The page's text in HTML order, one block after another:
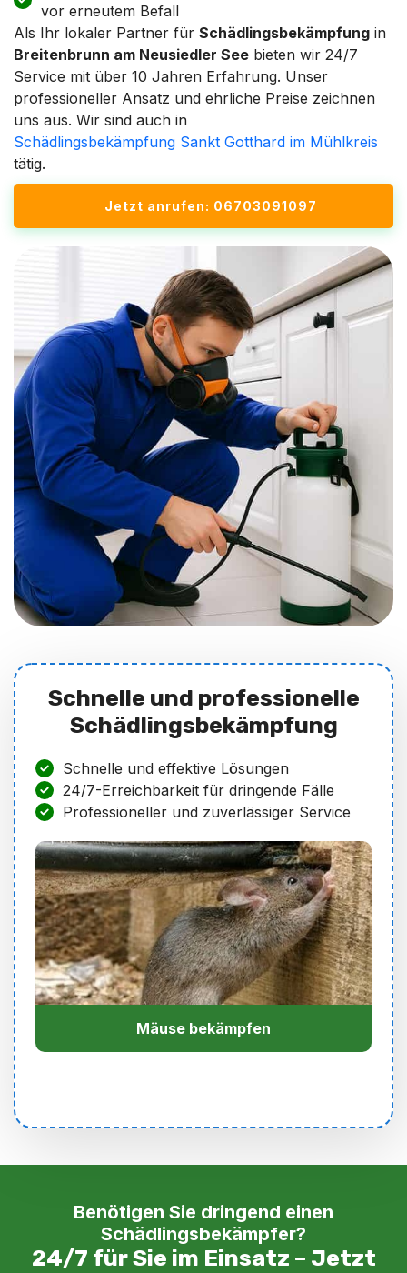
vor erneutem Befall
Als Ihr lokaler Partner für Schädlingsbekämpfung in
Breitenbrunn am Neusiedler See bieten wir 24/7
Service mit über 10 Jahren Erfahrung. Unser
professioneller Ansatz und ehrliche Preise zeichnen
uns aus. Wir sind auch in
Schädlingsbekämpfung Sankt Gotthard im Mühlkreis
tätig.
Jetzt anrufen: 06703091097
Schnelle und professionelle
Schädlingsbekämpfung
Schnelle und effektive Lösungen
24/7-Erreichbarkeit für dringende Fälle
Professioneller und zuverlässiger Service
Mäuse bekämpfen
Benötigen Sie dringend einen
Schädlingsbekämpfer?
24/7 für Sie im Einsatz – Jetzt